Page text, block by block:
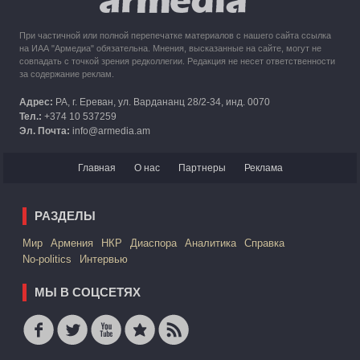
При частичной или полной перепечатке материалов с нашего сайта ссылка
на ИАА "Армедиа" обязательна. Мнения, высказанные на сайте, могут не
совпадать с точкой зрения редколлегии. Редакция не несет ответственности
за содержание реклам.
Адрес: РА, г. Ереван, ул. Вардананц 28/2-34, инд. 0070
Тел.: +374 10 537259
Эл. Почта: info@armedia.am
Главная О нас Партнеры Реклама
РАЗДЕЛЫ
Mир Армения НКР Диаспора Аналитика
Справка
No-politics
Интервью
МЫ В СОЦСЕТЯХ